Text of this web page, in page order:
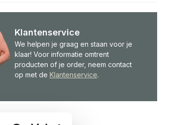
Klantenservice
We helpen je graag en staan voor je
klaar! Voor informatie omtrent
producten of je order, neem contact
op met de Klantenservice.